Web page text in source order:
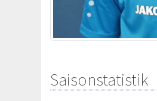
Saisonstatistik